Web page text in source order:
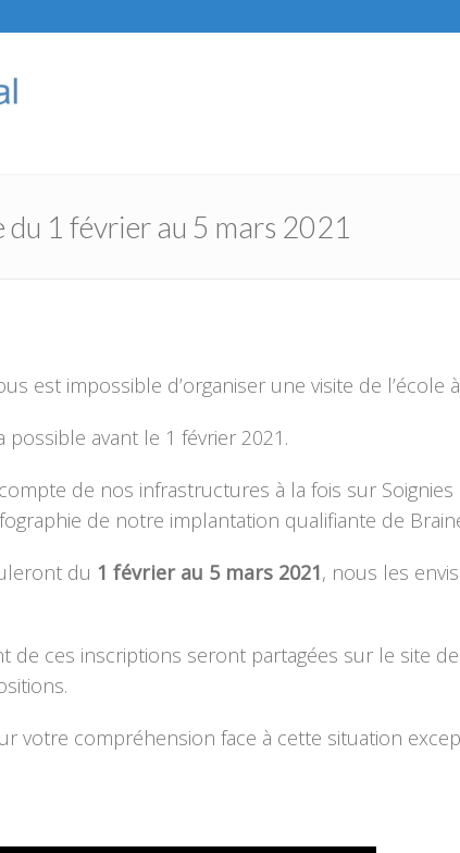
du 1 février au 5 mars 2021
est impossible d’organiser une visite de l’école
avant le 1 février 2021.
de nos infrastructures à la fois sur
de notre implantation qualifiante de
du 1 février au 5 mars 2021, nous les
ces inscriptions seront partagées sur le site
votre compréhension face à cette situation